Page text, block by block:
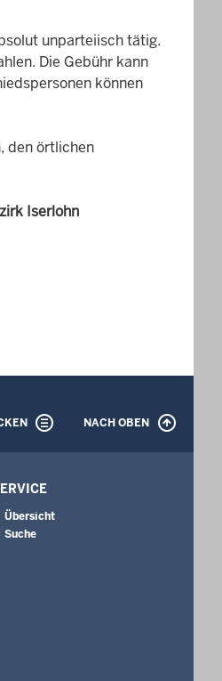
unparteiisch tätig.
Die Gebühr kann
können
den örtlichen
Iserlohn
NACH OBEN
Übersicht
Suche